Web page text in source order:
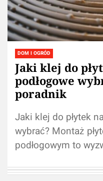
DOM I OGRÓD
Jaki klej do
podłogowe
poradnik
Jaki klej do płytek
wybrać? Montaż
podłogowym to
pracy z takim